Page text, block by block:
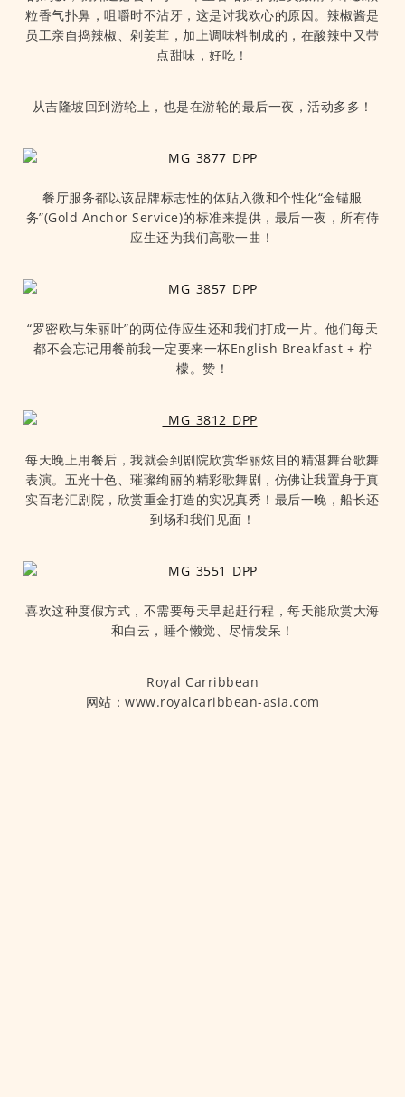
粒香气扑鼻，咀嚼时不沾牙，这是讨我欢心的原因。辣椒酱是
员工亲自捣辣椒、剁姜茸，加上调味料制成的，在酸辣中又带
点甜味，好吃！
从吉隆坡回到游轮上，也是在游轮的最后一夜，活动多多！
餐厅服务都以该品牌标志性的体贴入微和个性化“金锚服
务”(Gold Anchor Service)的标准来提供，最后一夜，所有侍
应生还为我们高歌一曲！
“罗密欧与朱丽叶”的两位侍应生还和我们打成一片。他们每天
都不会忘记用餐前我一定要来一杯English Breakfast + 柠
檬。赞！
每天晚上用餐后，我就会到剧院欣赏华丽炫目的精湛舞台歌舞
表演。五光十色、璀璨绚丽的精彩歌舞剧，仿佛让我置身于真
实百老汇剧院，欣赏重金打造的实况真秀！最后一晚，船长还
到场和我们见面！
喜欢这种度假方式，不需要每天早起赶行程，每天能欣赏大海
和白云，睡个懒觉、尽情发呆！
Royal Carribbean
网站：www.royalcaribbean-asia.com